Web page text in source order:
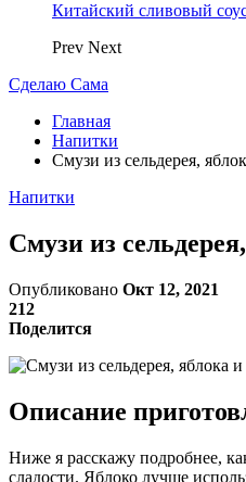
Китайский сливовый
Prev Next
Сделаю Сама
Главная
Напитки
Смузи из сельдерея,
Напитки
Смузи из
Опубликовано Окт 12, 2021
212
Поделится
Описание
Ниже я расскажу подробнее,
сладости. Яблоко лучше